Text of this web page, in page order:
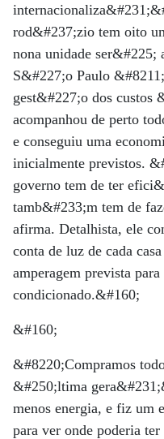
rod&#237;zio tem oito
nona unidade ser&#225;
S&#227;o Paulo
gest&#227;o dos custos
acompanhou de perto
e conseguiu uma
inicialmente previstos.
governo tem de ter
tamb&#233;m tem de
afirma. Detalhista, ele
conta de luz de cada
amperagem prevista
condicionado.&#160;
&#160;
&#8220;Compramos
&#250;ltima
menos energia, e fiz um
para ver onde poderia